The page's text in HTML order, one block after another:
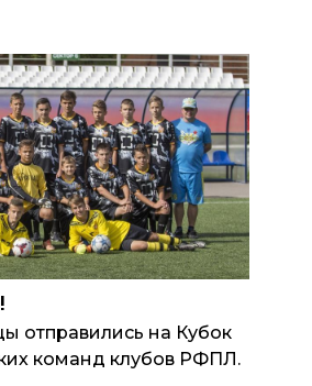
отправились на Кубок
команд клубов РФПЛ.